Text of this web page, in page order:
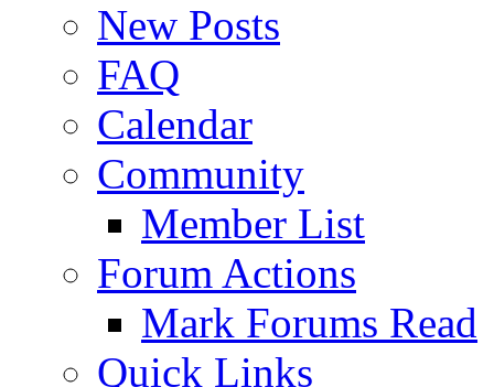
New Posts
FAQ
Calendar
Community
Member List
Forum Actions
Mark Forums Read
Quick Links